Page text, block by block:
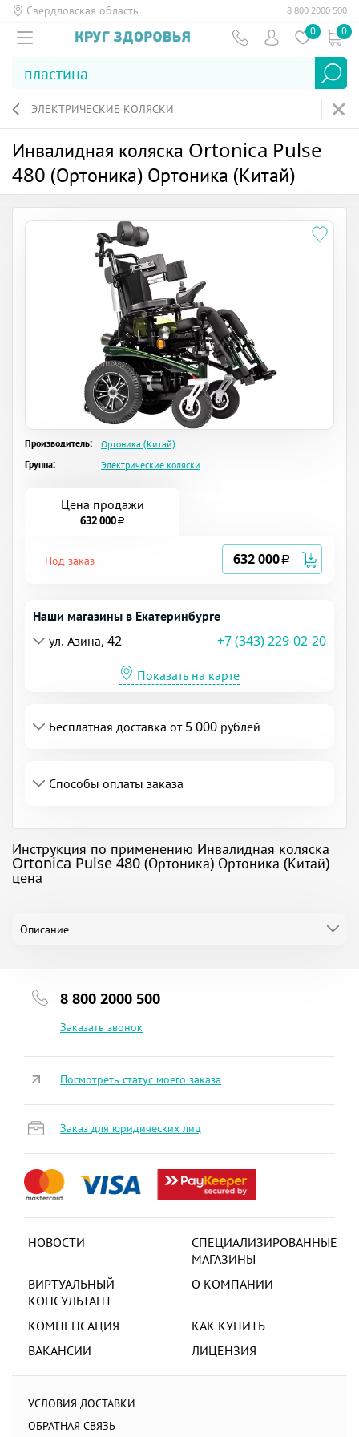
Свердловская область 8 800 2000 500
0 0
ЭЛЕКТРИЧЕСКИЕ КОЛЯСКИ
Инвалидная коляска Ortonica Pulse
480 (Ортоника) Ортоника (Китай)
Производитель:
Ортоника (Китай)
Группа:
Электрические коляски
Цена продажи
632 000a
Под заказ 632 000a
Наши магазины в Екатеринбурге
ул. Азина, 42
+7 (343) 229-02-20
Показать на карте
Бесплатная доставка от 5 000 рублей
Способы оплаты заказа
Инструкция по применению Инвалидная коляска
Ortonica Pulse 480 (Ортоника) Ортоника (Китай)
цена
Описание
8 800 2000 500
Заказать звонок
НОВОСТИ
СПЕЦИАЛИЗИРОВАННЫЕ
МАГАЗИНЫ
ВИРТУАЛЬНЫЙ
КОНСУЛЬТАНТ
О КОМПАНИИ
КОМПЕНСАЦИЯ
КАК КУПИТЬ
ВАКАНСИИ
ЛИЦЕНЗИЯ
УСЛОВИЯ ДОСТАВКИ
ОБРАТНАЯ СВЯЗЬ
Посмотреть статус моего заказа
Заказ для юридических лиц